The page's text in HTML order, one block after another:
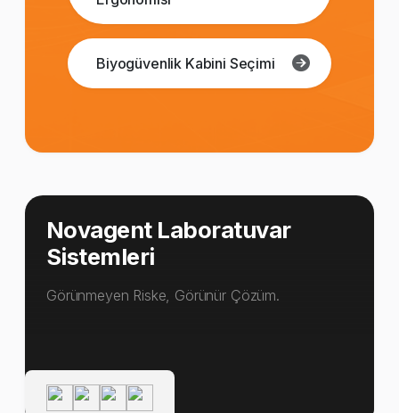
Biyogüvenlik Kabini Seçimi
Novagent Laboratuvar
Sistemleri
Görünmeyen Riske, Görünür Çözüm.